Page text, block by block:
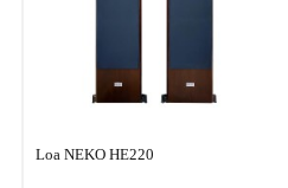
Loa NEKO HE220